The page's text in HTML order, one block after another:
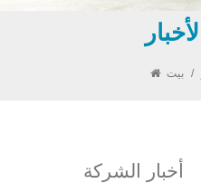
/
أخبار الشركة